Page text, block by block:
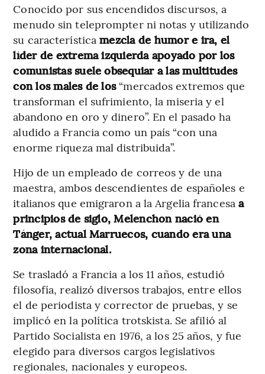
Conocido por sus encendidos discursos, a
menudo sin teleprompter ni notas y utilizando
su característicamezcla de humor e ira, el
líder de extrema izquierda apoyado por los
comunistas suele obsequiar a las multitudes
con los males de los“mercados extremos que
transforman el sufrimiento, la miseria y el
abandono en oro y dinero”. En el pasado ha
aludido a Francia como un país “con una
enorme riqueza mal distribuida”.
Hijo de un empleado de correos y de una
maestra, ambos descendientes de españoles e
italianos que emigraron a la Argelia francesa a
principios de siglo, Melenchon nació en
Tánger, actual Marruecos, cuando era una
zona internacional.
Se trasladó a Francia a los 11 años, estudió
filosofía, realizó diversos trabajos, entre ellos
el de periodista y corrector de pruebas, y se
implicó en la política trotskista. Se afilió al
Partido Socialista en 1976, a los 25 años, y fue
elegido para diversos cargos legislativos
regionales, nacionales y europeos.